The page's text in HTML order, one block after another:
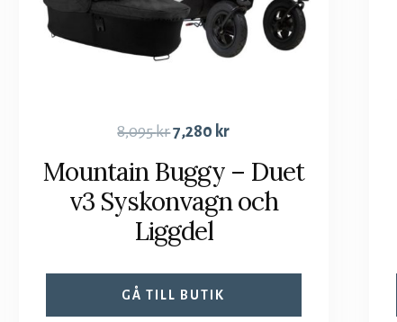
8,095kr7,280 kr
Mountain Buggy – Duet
v3 Syskonvagn och
Liggdel
GÅ TILL BUTIK